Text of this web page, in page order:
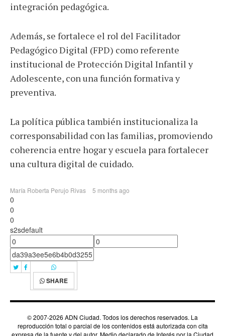
integración pedagógica.
Además, se fortalece el rol del Facilitador
Pedagógico Digital (FPD) como referente
institucional de Protección Digital Infantil y
Adolescente, con una función formativa y
preventiva.
La política pública también institucionaliza la
corresponsabilidad con las familias, promoviendo
coherencia entre hogar y escuela para fortalecer
una cultura digital de cuidado.
María Roberta Perujo Rivas 5 months ago
0
0
0
s2sdefault
SHARE
© 2007-2026 ADN Ciudad. Todos los derechos reservados. La
reproducción total o parcial de los contenidos está autorizada con cita
expresa de la fuente y del autor. Medio declarado de Interés por la Ciudad